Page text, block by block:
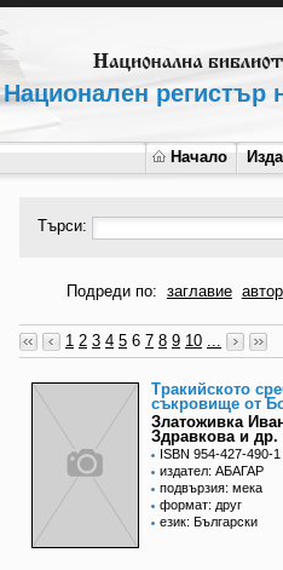
Национален регистър
Начало
Търси:
Подреди по: заглавие автор
1 2 3 4 5 6 7 8 9 10 ...
Тракийското
съкровище от
Златоживка
Здравкова и др.
ISBN 954-427-490-1
издател: АБАГАР
подвързия: мека
формат: друг
език: Български